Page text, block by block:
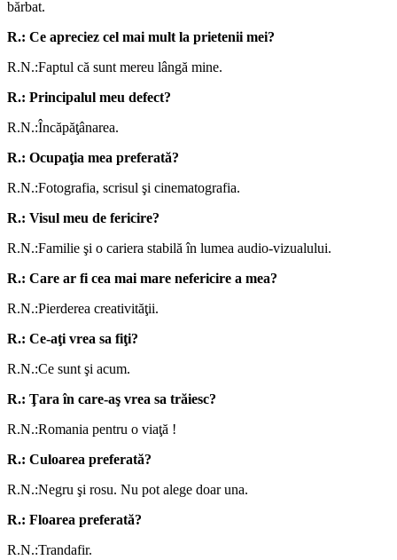
bărbat.
R.: Ce apreciez cel mai mult la prietenii mei?
R.N.:Faptul că sunt mereu lângă mine.
R.: Principalul meu defect?
R.N.:Încăpăţânarea.
R.: Ocupaţia mea preferată?
R.N.:Fotografia, scrisul şi cinematografia.
R.: Visul meu de fericire?
R.N.:Familie şi o cariera stabilă în lumea audio-vizualului.
R.: Care ar fi cea mai mare nefericire a mea?
R.N.:Pierderea creativităţii.
R.: Ce-aţi vrea sa fiţi?
R.N.:Ce sunt şi acum.
R.: Ţara în care-aş vrea sa trăiesc?
R.N.:Romania pentru o viaţă !
R.: Culoarea preferată?
R.N.:Negru şi rosu. Nu pot alege doar una.
R.: Floarea preferată?
R.N.:Trandafir.